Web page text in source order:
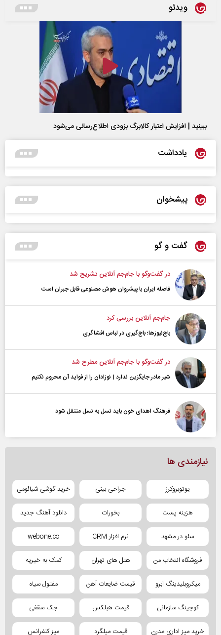
ویدئو
ببینید | افزایش اعتبار کالابرگ بزودی اطلاع‌رسانی می‌شود
یادداشت
پیشخوان
گفت و گو
در گفت‌و‌گو با جام‌جم آنلاین تشریح شد
فاصله ایران با پیشرو‌ان هوش مصنوعی قابل جبران است
جام‌جم آنلاین بررسی کرد
باج‌نیوزها؛ باج‌گیری در لباس افشاگری
در گفت‌و‌گو با جام‌جم آنلاین مطرح شد
شیر مادر جایگزین ندارد | نوزادان را از فواید آن محروم نکنیم
فرهنگ اهدای خون باید نسل به نسل منتقل شود
نیازمندی ها
یوتوبروکرز جراحی بینی خرید گوشی شیائومی
هزینه پست بخورات دانلود آهنگ جدید
سئو در مشهد نرم افزار CRM webone.co
فروشگاه انتخاب من هتل های تهران کمک به خیریه
میکروبلیدینگ ابرو قیمت ضایعات آهن مفتول سیاه
کوچینگ سازمانی قیمت هبلکس جک سقفی
خرید میز اداری مدرن قیمت میلگرد میز کنفرانس